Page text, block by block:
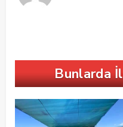
Bunlarda